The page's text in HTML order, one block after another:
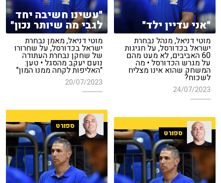
"אני עדיין ילד"
מוטי דניאל, מנהל נבחרת
ישראל בכדורסל, על חגיגות
60 האביבים, לא מעט מהם
על מגרש הכדורסל • מה
המשחק שהוא אינו מצליח
לשכוח?
24/07/2023
"עשינו חשיבה יחד
לגבי מה שיותר נכון"
מוטי דניאל, מאמן נבחרת
ישראל בכדורסל, על שחרורו
של שחקן נבחרת העתודה
נועם יעקב מהסגל • טען:
"האליפות לקחה ממנו המון"
20/07/2023
ספורט
ספורט